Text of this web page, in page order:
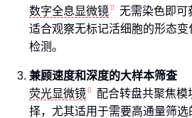
数字全息显微镜
无需染色即可
适合观察无标记活细胞的形态
检测。
兼顾速度和深度的大样本筛查
荧光显微镜
配合转盘共聚焦
择，尤其适用于需要高通量筛选